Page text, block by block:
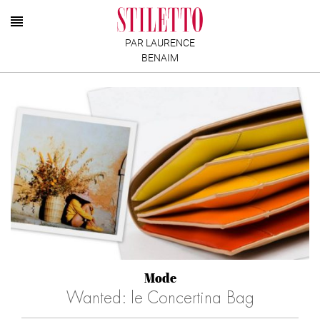
PAR LAURENCE
BENAIM
Mode
Wanted: le Concertina Bag